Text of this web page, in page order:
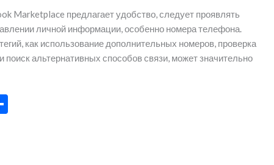
Marketplace предлагает удобство, следует проявлять
личной информации, особенно номера телефона.
как использование дополнительных номеров, проверка
поиск альтернативных способов связи, может значительно